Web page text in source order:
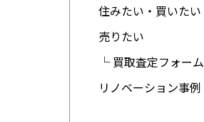
住みたい・買いたい
売りたい
└ 買取査定フォーム
リノベーション事例